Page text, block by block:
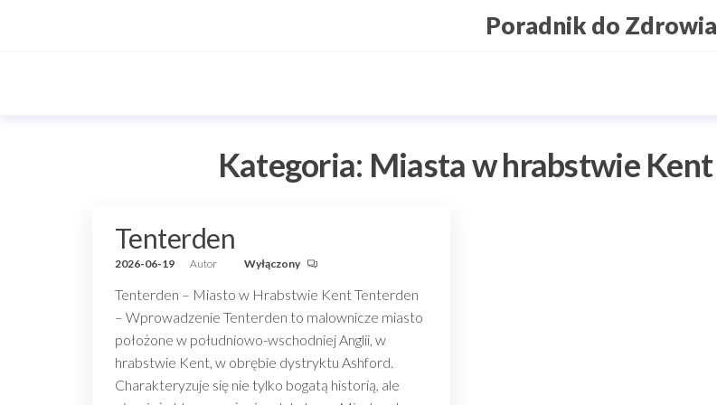
Poradnik do Zdrowia
Kategoria: Miasta w hrabstwie Kent
Tenterden
2026-06-19 Autor Wyłączony
Tenterden – Miasto w Hrabstwie Kent Tenterden
– Wprowadzenie Tenterden to malownicze miasto
położone w południowo-wschodniej Anglii, w
hrabstwie Kent, w obrębie dystryktu Ashford.
Charakteryzuje się nie tylko bogatą historią, ale